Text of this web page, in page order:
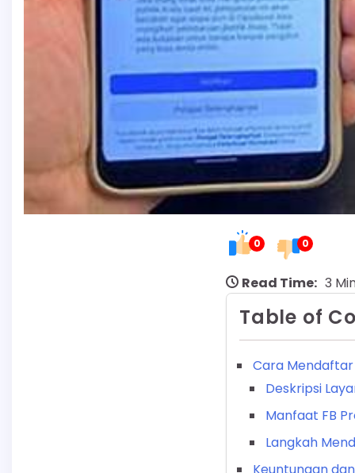
0 0
Read Time: 3
Table of
Cara Mendaftar
Deskripsi
Manfaat FB
Langkah
Keuntungan